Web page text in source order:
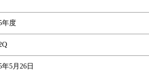
年度
年5月26日